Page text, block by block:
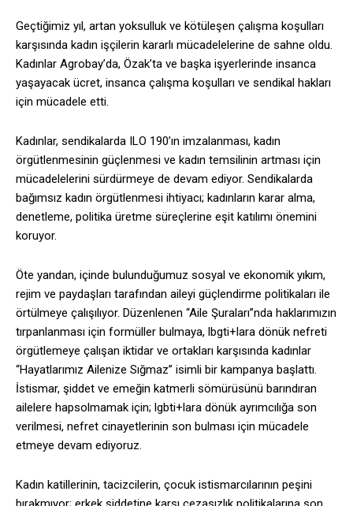
Geçtiğimiz yıl, artan yoksulluk ve kötüleşen çalışma koşulları
karşısında kadın işçilerin kararlı mücadelelerine de sahne oldu.
Kadınlar Agrobay’da, Özak’ta ve başka işyerlerinde insanca
yaşayacak ücret, insanca çalışma koşulları ve sendikal hakları
için mücadele etti.
Kadınlar, sendikalarda ILO 190’ın imzalanması, kadın
örgütlenmesinin güçlenmesi ve kadın temsilinin artması için
mücadelelerini sürdürmeye de devam ediyor. Sendikalarda
bağımsız kadın örgütlenmesi ihtiyacı; kadınların karar alma,
denetleme, politika üretme süreçlerine eşit katılımı önemini
koruyor.
Öte yandan, içinde bulunduğumuz sosyal ve ekonomik yıkım,
rejim ve paydaşları tarafından aileyi güçlendirme politikaları ile
örtülmeye çalışılıyor. Düzenlenen “Aile Şuraları”nda haklarımızın
tırpanlanması için formüller bulmaya, lbgti+lara dönük nefreti
örgütlemeye çalışan iktidar ve ortakları karşısında kadınlar
“Hayatlarımız Ailenize Sığmaz” isimli bir kampanya başlattı.
İstismar, şiddet ve emeğin katmerli sömürüsünü barındıran
ailelere hapsolmamak için; lgbti+lara dönük ayrımcılığa son
verilmesi, nefret cinayetlerinin son bulması için mücadele
etmeye devam ediyoruz.
Kadın katillerinin, tacizcilerin, çocuk istismarcılarının peşini